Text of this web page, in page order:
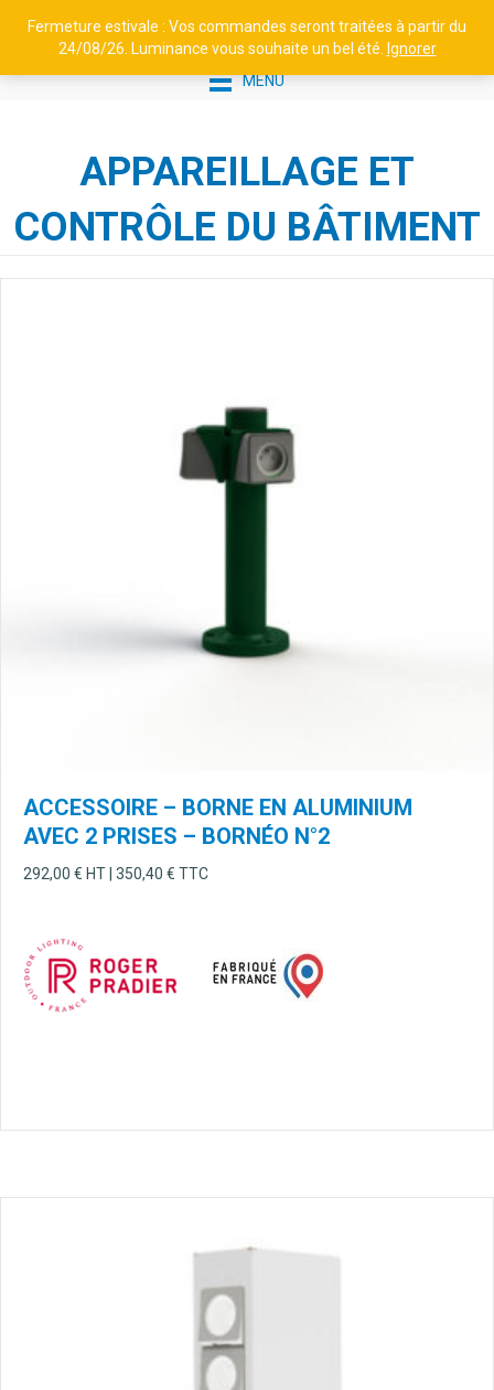
Fermeture estivale : Vos commandes seront traitées à partir du
24/08/26. Luminance vous souhaite un bel été.
Ignorer
191,17
MENU
APPAREILLAGE ET
CONTRÔLE DU BÂTIMENT
ACCESSOIRE – BORNE EN ALUMINIUM
AVEC 2 PRISES – BORNÉO N°2
292,00 € HT | 350,40 € TTC